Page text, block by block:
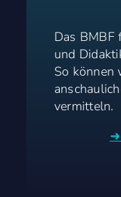
Das BMBF
und
So können
vermitteln.
➜